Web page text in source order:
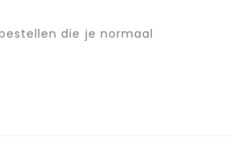
die je normaal